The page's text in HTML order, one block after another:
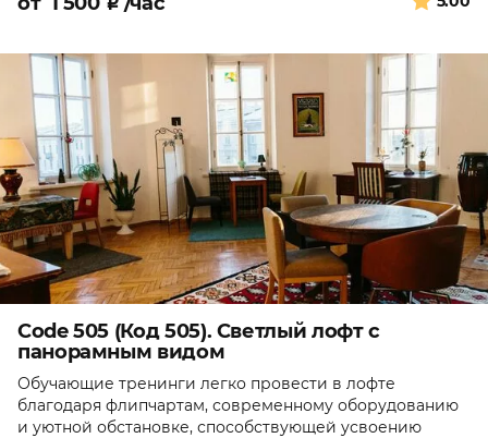
Code 505 (Код 505). Светлый лофт с
панорамным видом
Обучающие тренинги легко провести в лофте
благодаря флипчартам, современному оборудованию
и уютной обстановке, способствующей усвоению